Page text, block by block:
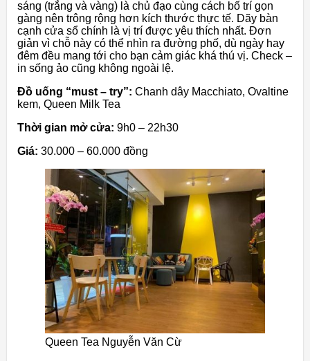
sáng (trắng và vàng) là chủ đạo cùng cách bố trí gọn
gàng nên trông rộng hơn kích thước thực tế. Dãy bàn
cạnh cửa sổ chính là vị trí được yêu thích nhất. Đơn
giản vì chỗ này có thể nhìn ra đường phố, dù ngày hay
đêm đều mang tới cho bạn cảm giác khá thú vị. Check –
in sống ảo cũng không ngoài lệ.
Đồ uống “must – try”: Chanh dây Macchiato, Ovaltine
kem, Queen Milk Tea
Thời gian mở cửa: 9h0 – 22h30
Giá: 30.000 – 60.000 đồng
Queen Tea Nguyễn Văn Cừ